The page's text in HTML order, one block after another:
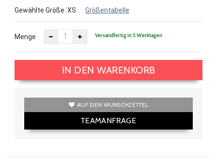
Gewählte Größe: XS Größentabelle
Menge Versandfertig in 5 Werktagen
IN DEN WARENKORB
AUF DEN WUNSCHZETTEL
TEAMANFRAGE